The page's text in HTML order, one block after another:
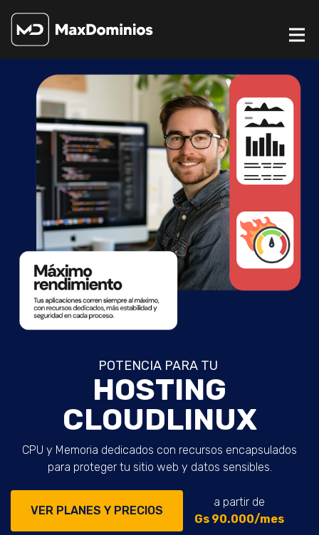
POTENCIA PARA TU
HOSTING
CLOUDLINUX
CPU y Memoria dedicados con recursos encapsulados
para proteger tu sitio web y datos sensibles.
VER PLANES Y PRECIOS
a partir de
Gs 90.000/mes